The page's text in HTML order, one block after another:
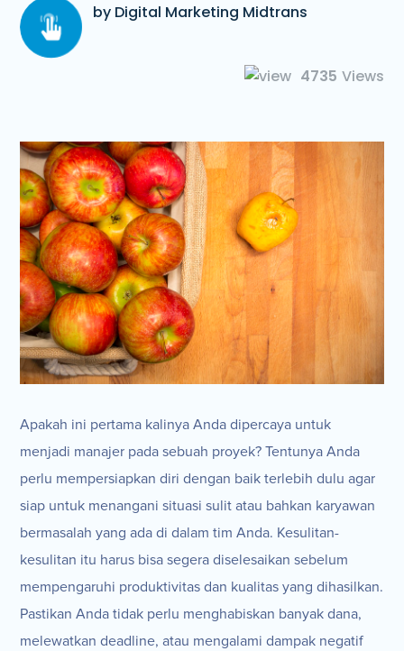
by Digital Marketing Midtrans
4735 Views
Apakah ini pertama kalinya Anda dipercaya untuk
menjadi manajer pada sebuah proyek? Tentunya Anda
perlu mempersiapkan diri dengan baik terlebih dulu agar
siap untuk menangani situasi sulit atau bahkan karyawan
bermasalah yang ada di dalam tim Anda. Kesulitan-
kesulitan itu harus bisa segera diselesaikan sebelum
mempengaruhi produktivitas dan kualitas yang dihasilkan.
Pastikan Anda tidak perlu menghabiskan banyak dana,
melewatkan deadline, atau mengalami dampak negatif